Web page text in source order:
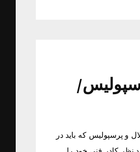
و پرسپولیس که باید در